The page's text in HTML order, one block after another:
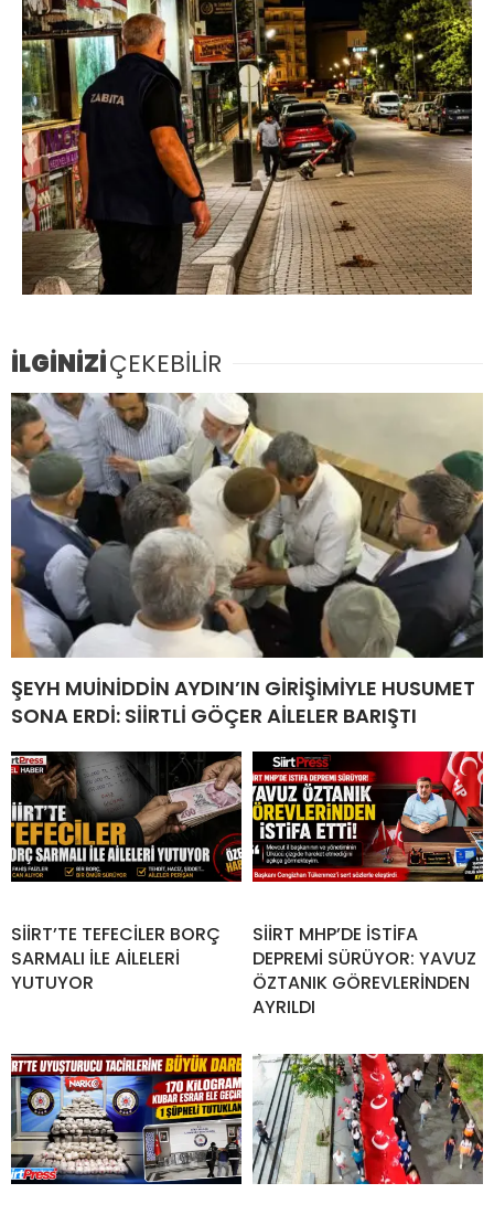
İLGİNİZİÇEKEBİLİR
ŞEYH MUİNİDDİN AYDIN’IN GİRİŞİMİYLE HUSUMET
SONA ERDİ: SİİRTLİ GÖÇER AİLELER BARIŞTI
SİİRT’TE TEFECİLER BORÇ
SARMALI İLE AİLELERİ
YUTUYOR
SİİRT MHP’DE İSTİFA
DEPREMİ SÜRÜYOR: YAVUZ
ÖZTANIK GÖREVLERİNDEN
AYRILDI